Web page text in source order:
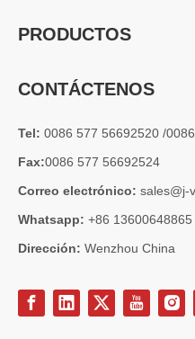
Las válvulas de compuerta
PRODUCTOS
CONTÁCTENOS
Tel: 0086 577 56692520 /
Fax:0086 577 56692524
Correo electrónico: sales@j-
Whatsapp: +86 13600648865
Dirección: Wenzhou China